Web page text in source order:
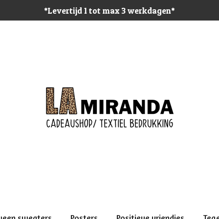
*Levertijd 1 tot max 3 werkdagen*